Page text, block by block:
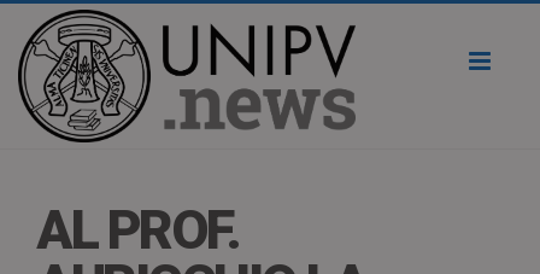
AL PROF.